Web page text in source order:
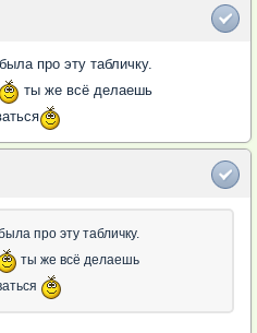
про эту табличку.
ты же всё делаешь
про эту табличку.
ты же всё делаешь